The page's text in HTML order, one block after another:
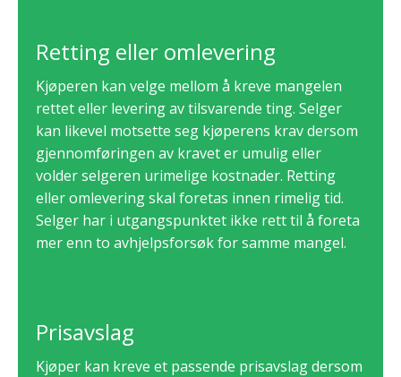
Retting eller omlevering
Kjøperen kan velge mellom å kreve mangelen
rettet eller levering av tilsvarende ting. Selger
kan likevel motsette seg kjøperens krav dersom
gjennomføringen av kravet er umulig eller
volder selgeren urimelige kostnader. Retting
eller omlevering skal foretas innen rimelig tid.
Selger har i utgangspunktet ikke rett til å foreta
mer enn to avhjelpsforsøk for samme mangel.
Prisavslag
Kjøper kan kreve et passende prisavslag dersom